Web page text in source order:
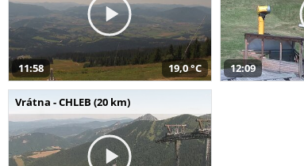
11:58 19,0 °C 12:09
Vrátna - CHLEB (20 km)